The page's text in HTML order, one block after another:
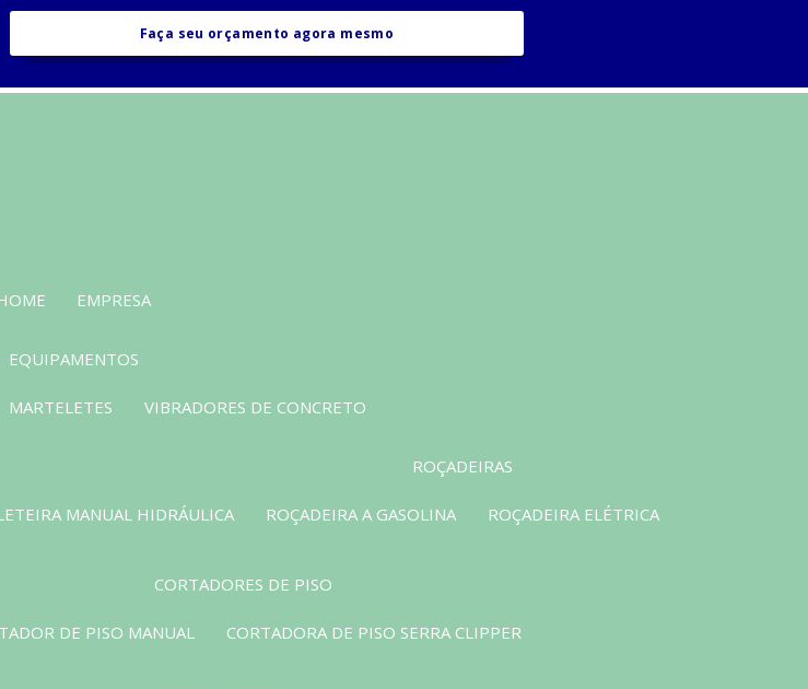
Faça seu orçamento agora mesmo
EMPRESA
EQUIPAMENTOS
MARTELETES VIBRADORES DE CONCRETO
MANUAL HIDRÁULICA
ROÇADEIRAS
ROÇADEIRA A GASOLINA ROÇADEIRA ELÉTRICA
CORTADORES DE PISO
DE PISO MANUAL CORTADORA DE PISO SERRA CLIPPER